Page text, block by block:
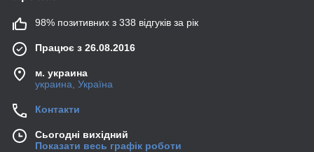
98% позитивних з 338 відгуків за рік
Працює з 26.08.2016
м. украина
украина, Україна
Контакти
Сьогодні вихідний
Показати весь графік роботи